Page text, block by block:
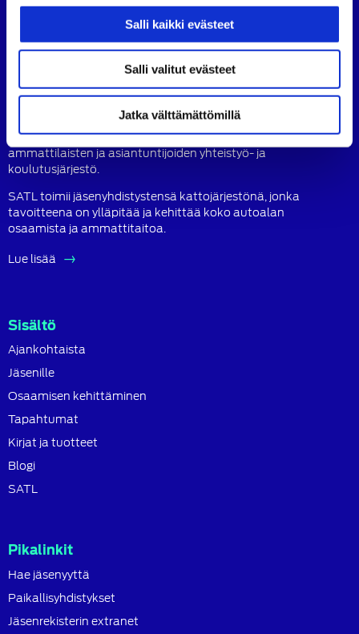
Salli kaikki evästeet
Salli valitut evästeet
Jatka välttämättömillä
SATL SATL
LinkedIn
SATL
Instagram
Suomen Autoteknillinen Liitto ry (SATL) on autoalan
ammattilaisten ja asiantuntijoiden yhteistyö- ja
koulutusjärjestö.
SATL toimii jäsenyhdistystensä kattojärjestönä, jonka
tavoitteena on ylläpitää ja kehittää koko autoalan
osaamista ja ammattitaitoa.
Lue lisää
Sisältö
Ajankohtaista
Jäsenille
Osaamisen kehittäminen
Tapahtumat
Kirjat ja tuotteet
Blogi
SATL
Pikalinkit
Hae jäsenyyttä
Paikallisyhdistykset
Jäsenrekisterin extranet